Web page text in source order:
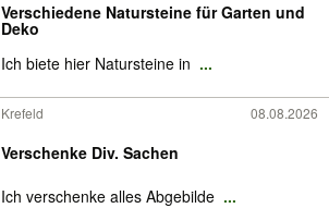
Verschiedene Natursteine für Garten und
Deko
Ich biete hier Natursteine in ...
Krefeld 08.08.2026
Verschenke Div. Sachen
Ich verschenke alles Abgebilde ...